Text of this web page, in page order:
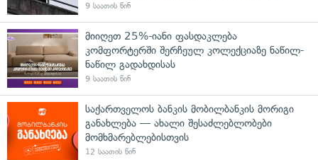
9 საათის წინ
მიიღეთ 25%-იანი ფასდაკლება
კომფორტერში შერჩეულ კოლექციაზე ნაწილ-
ნაწილ გადახდისას
9 საათის წინ
საქართველოს ბანკის მობილბანკის მორიგი
განახლება — ახალი შესაძლებლობები
მომხმარებლებისთვის
12 საათის წინ